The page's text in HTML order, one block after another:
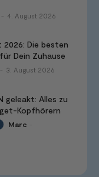
4. August 2026
2026: Die besten
Dein Zuhause
3. August 2026
geleakt: Alles zu
Kopfhörern
Marc